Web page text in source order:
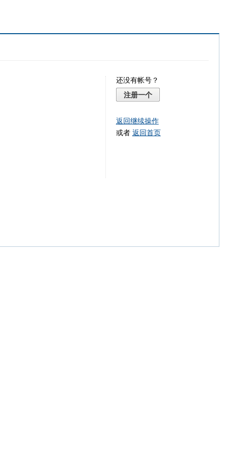
还没有帐号？
注册一个
返回继续操作
或者 返回首页